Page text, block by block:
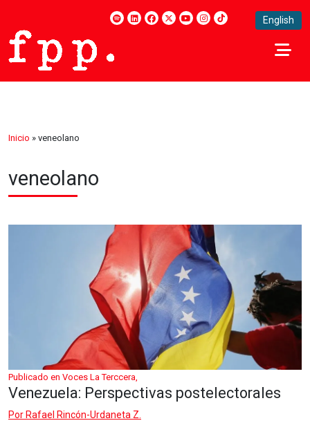
English
Inicio » veneolano
veneolano
Publicado en Voces La Terccera,
Venezuela: Perspectivas postelectorales
Por Rafael Rincón-Urdaneta Z.